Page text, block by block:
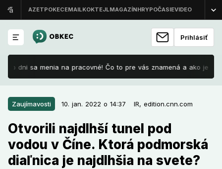
Prihlásiť
dni sa menia na pracovné! Čo to pre vás znamená a ako je to s
Zaujímavosti 10. jan. 2022 o 14:37 IR, edition.cnn.com
Otvorili najdlhší tunel pod
vodou v Číne. Ktorá podmorská
diaľnica je najdlhšia na svete?
Zaujímavosti 10. jan. 2022 o 14:37
Otvorili najdlhší tunel pod vodou v
Číne. Ktorá podmorská diaľnica je
najdlhšia na svete?